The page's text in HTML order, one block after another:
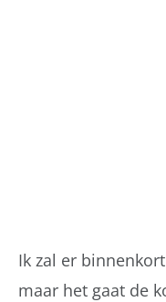
Ik zal er
maar het gaat de